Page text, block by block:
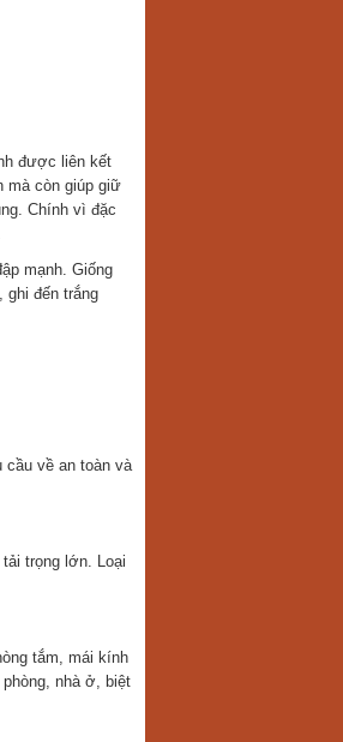
được liên kết
mà còn giúp giữ
Chính vì đặc
mạnh. Giống
đến trắng
về an toàn và
trọng lớn. Loại
tắm, mái kính
nhà ở, biệt